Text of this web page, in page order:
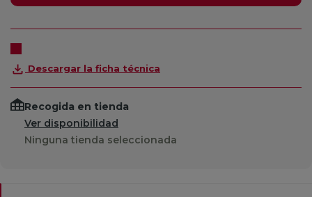
Descargar la ficha técnica
Recogida en tienda
Ver disponibilidad
Ninguna tienda seleccionada